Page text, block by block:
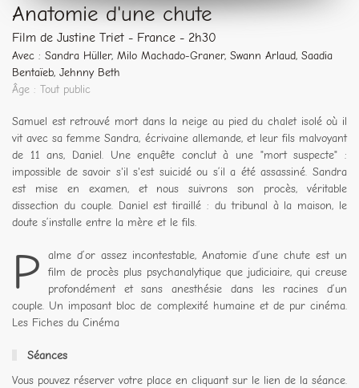
Anatomie d'une chute
Film de Justine Triet - France - 2h30
Avec : Sandra Hüller, Milo Machado-Graner, Swann Arlaud, Saadia
Bentaïeb, Jehnny Beth
Âge : Tout public
Samuel est retrouvé mort dans la neige au pied du chalet isolé où il
vit avec sa femme Sandra, écrivaine allemande, et leur fils malvoyant
de 11 ans, Daniel. Une enquête conclut à une "mort suspecte" :
impossible de savoir s'il s'est suicidé ou s’il a été assassiné. Sandra
est mise en examen, et nous suivrons son procès, véritable
dissection du couple. Daniel est tiraillé : du tribunal à la maison, le
doute s’installe entre la mère et le fils.
P
alme d’or assez incontestable, Anatomie d’une chute est un
film de procès plus psychanalytique que judiciaire, qui creuse
profondément et sans anesthésie dans les racines d’un
couple. Un imposant bloc de complexité humaine et de pur cinéma.
Les Fiches du Cinéma
Séances
Vous pouvez réserver votre place en cliquant sur le lien de la séance.